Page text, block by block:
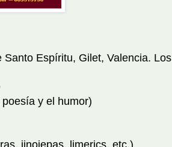
Espíritu, Gilet, Valencia. Los
y el humor)